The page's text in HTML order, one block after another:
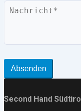
Nachricht
Absenden
Second Hand Südtirol